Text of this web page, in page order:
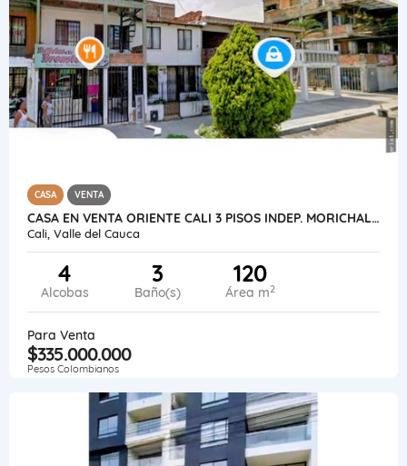
CASA VENTA
CASA EN VENTA ORIENTE CALI 3 PISOS INDEP. MORICHAL CONFANDI VEHICULAR
Cali, Valle del Cauca
4
Alcobas
3
Baño(s)
120
Área m2
Para Venta
$335.000.000
Pesos Colombianos